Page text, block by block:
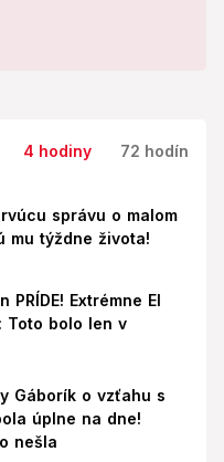
4 hodiny 72 hodín
správu o malom
mu týždne života!
Extrémne El
Toto bolo len v
Gáborík o vzťahu s
úplne na dne!
nešla